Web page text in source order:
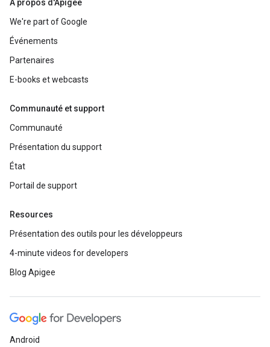
À propos d'Apigee
We're part of Google
Événements
Partenaires
E-books et webcasts
Communauté et support
Communauté
Présentation du support
État
Portail de support
Resources
Présentation des outils pour les développeurs
4-minute videos for developers
Blog Apigee
Android